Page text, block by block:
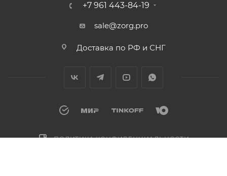
+7 961 443-84-19
sale@zorg.pro
Доставка по РФ и СНГ
ПОЛИТИКА КОНФИДЕНЦИАЛЬНОСТИ